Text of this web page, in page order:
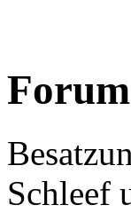
Schleef